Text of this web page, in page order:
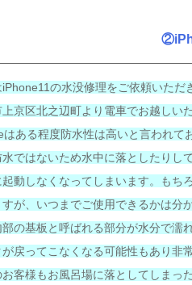
の水没修理をご依頼いただ
京区北之辺町より電車でお越しい
はある程度防水性は高いと言われて
水ではないため水中に落としたりし
動しなくなってしまいます。もち
が、いつまでご使用できるかは分
の基板と呼ばれる部分が水分で濡
戻ってこなくなる可能性もあり非
客様もお風呂場に落としてしまっ